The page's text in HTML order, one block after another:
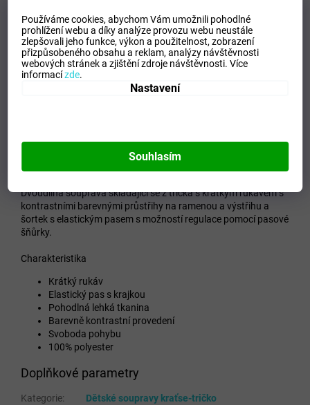
Používáme cookies, abychom Vám umožnili pohodlné
prohlížení webu a díky analýze provozu webu neustále
zlepšovali jeho funkce, výkon a použitelnost,zobrazení
přizpůsobeného obsahu a reklam, analýzy návštěvnosti
webových stránek a zjištění zdroje návštěvnosti.Více
informacízde.
Nastavení
Souhlasím
Lehká váha
Dvoudílná souprava skládající se z trička s krátkým rukávem s
kontrastními barevnými průstřihy na ramenou a výstřihu a
šortek s elastickým pasem s možností regulace pomocí pasové
šňůrky.
Charakteristika
Krátký rukáv
Elastický pas s krajkou
Pohodlná lehká tkanina
Barevně kontrastní provedení
Svoboda pohybu
100% polyester
Doplňkové parametry
Kategorie:
Dětské soupravy kraťse-tričko